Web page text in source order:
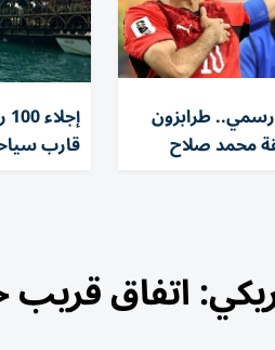
رسمي.. طرابزون
محمد صلاح قارب
اتفاق